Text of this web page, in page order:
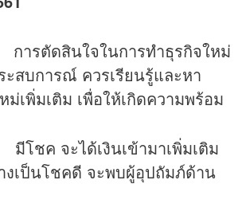
ดสินใจในการทำธุรกิจใหม่
สบการณ์ ควรเรียนรู้และหา
เพิ่มเติม เพื่อให้เกิดความพร้อม
จะได้เงินเข้ามาเพิ่มเติม
งเป็นโชคดี จะพบผู้อุปถัมภ์ด้าน